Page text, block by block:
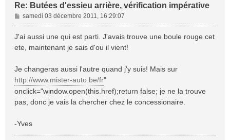
Re: Butées d'essieu arrière, vérification impérative
M
e
s
a
e
samedi 03 décembre 2011, 16:29:07
J'ai aussi une qui est parti. J'avais trouve une boule rouge cet
ete, maintenant je sais d'ou il vient!
Je changeras aussi l'autre quand j'y suis! Mais sur
http://www.mister-auto.be/fr"
onclick="window.open(this.href);return false; je ne la trouve
pas, donc je vais la chercher chez le concessionaire.
-Yves